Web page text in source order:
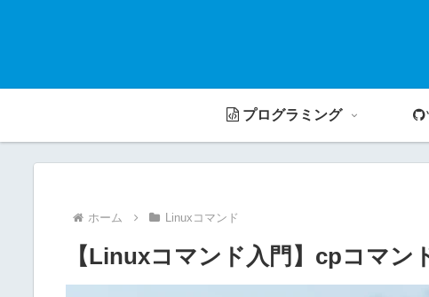
プログラミング
ホーム Linuxコマンド
【Linuxコマンド入門】cpコマン